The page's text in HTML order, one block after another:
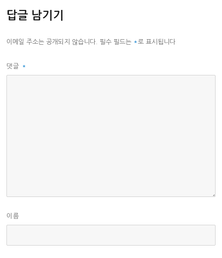
답글 남기기
이메일 주소는 공개되지 않습니다. 필수 필드는 *로 표시됩니다
댓글 *
이름